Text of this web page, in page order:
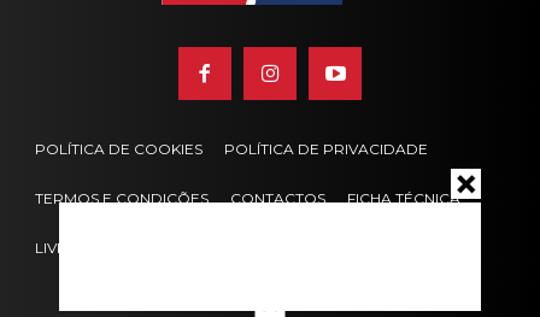
POLÍTICA DE COOKIES POLÍTICA DE PRIVACIDADE
TERMOS E CONDIÇÕES CONTACTOS FICHA TÉCNICA
LIVRO DE RECLAMAÇÕES